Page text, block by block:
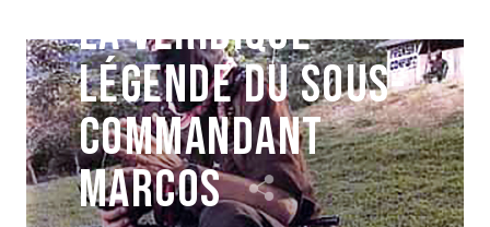
La Véridique
légende du sous-
commandant
Marcos